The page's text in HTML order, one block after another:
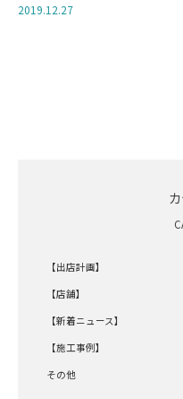
2019.12.27
【出店計画】
【店舗】
【新着ニュース】
【施工事例】
その他